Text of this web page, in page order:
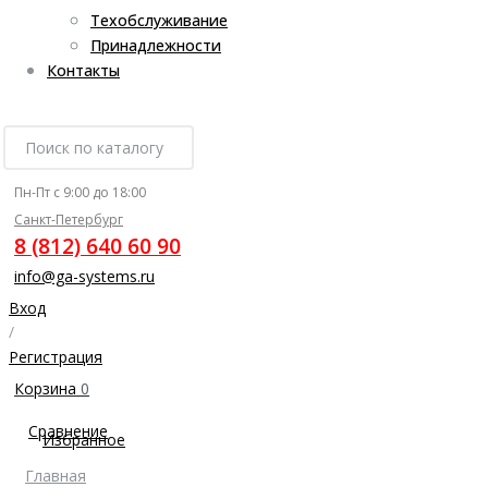
Техобслуживание
Принадлежности
Контакты
Пн-Пт с 9:00 до 18:00
Санкт-Петербург
8 (812) 640 60 90
info@ga-systems.ru
Вход
/
Регистрация
Корзина 0
Сравнение
Избранное
Главная